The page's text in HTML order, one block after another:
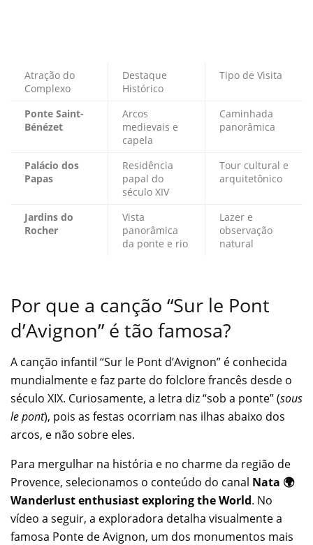
Atração do
Complexo
Destaque
Histórico
Tipo de Visita
Ponte Saint-
Bénézet
Arcos
medievais e
capela
Caminhada
panorâmica
Palácio dos
Papas
Residência
papal do
século XIV
Tour cultural e
arquitetônico
Jardins do
Rocher
Vista
panorâmica
da ponte e rio
Lazer e
observação
natural
Por que a canção “Sur le Pont
d’Avignon” é tão famosa?
A canção infantil “Sur le Pont d’Avignon” é conhecida
mundialmente e faz parte do folclore francês desde o
século XIX. Curiosamente, a letra diz “sob a ponte” (sous
le pont), pois as festas ocorriam nas ilhas abaixo dos
arcos, e não sobre eles.
Para mergulhar na história e no charme da região de
Provence, selecionamos o conteúdo do canal Nata 🌍
Wanderlust enthusiast exploring the World. No
vídeo a seguir, a exploradora detalha visualmente a
famosa Ponte de Avignon, um dos monumentos mais